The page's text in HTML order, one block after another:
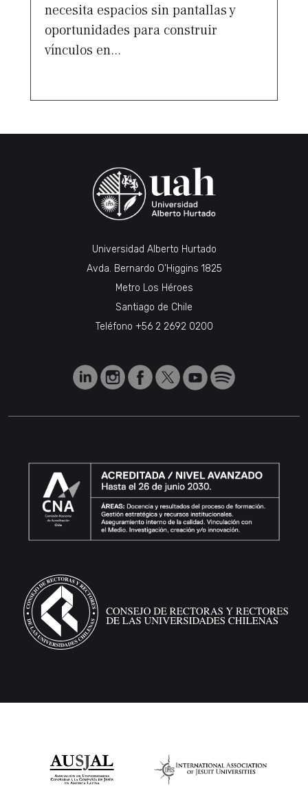
necesita espacios sin pantallas y
oportunidades para construir
vínculos en...
Universidad Alberto Hurtado
Avda. Bernardo O’Higgins 1825
Metro Los Héroes
Santiago de Chile
Teléfono +56 2 2692 0200